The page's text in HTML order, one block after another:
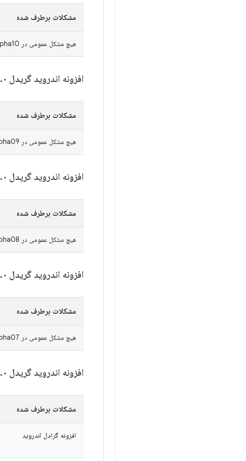
مشکلات برطرف شده
هیچ مشکل عمومی در AGP 9.3.0-alpha10 به عنوان رفع‌شده علامت‌گذاری نشده است.
افزونه اندروید گریدل ۹ .۰-alpha09
مشکلات برطرف شده
هیچ مشکل عمومی در AGP 9.3.0-alpha09 به عنوان رفع‌شده علامت‌گذاری نشده است.
افزونه اندروید گریدل ۹ .۰-alpha08
مشکلات برطرف شده
هیچ مشکل عمومی در AGP 9.3.0-alpha08 به عنوان رفع‌شده علامت‌گذاری نشده است.
افزونه اندروید گریدل ۹ .۰-alpha07
مشکلات برطرف شده
هیچ مشکل عمومی در AGP 9.3.0-alpha07 به عنوان رفع‌شده علامت‌گذاری نشده بود.
افزونه اندروید گریدل ۹ .۰-alpha06
مشکلات برطرف شده
افزونه گرادل اندروید